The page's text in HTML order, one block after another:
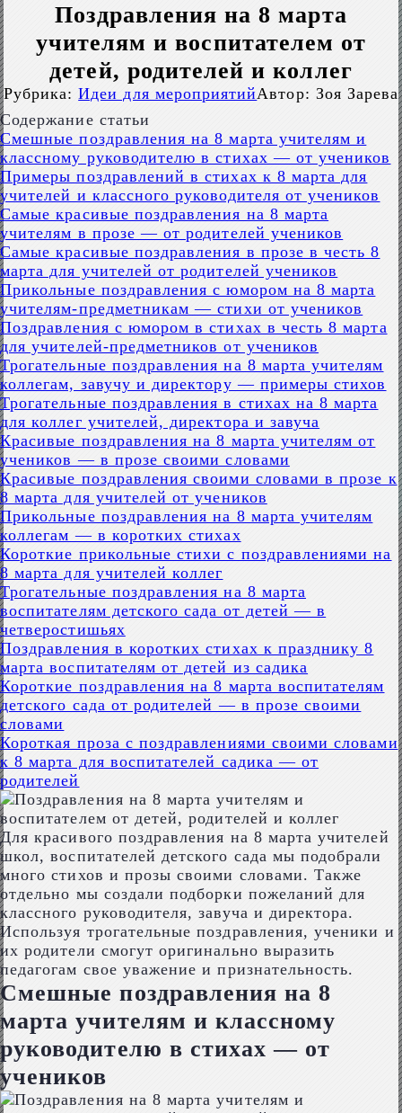
Поздравления на 8 марта
учителям и воспитателем от
детей, родителей и коллег
Рубрика: Идеи для мероприятийАвтор: Зоя Зарева
Содержание статьи
Смешные поздравления на 8 марта учителям и
классному руководителю в стихах — от учеников
Примеры поздравлений в стихах к 8 марта для
учителей и классного руководителя от учеников
Самые красивые поздравления на 8 марта
учителям в прозе — от родителей учеников
Самые красивые поздравления в прозе в честь 8
марта для учителей от родителей учеников
Прикольные поздравления с юмором на 8 марта
учителям-предметникам — стихи от учеников
Поздравления с юмором в стихах в честь 8 марта
для учителей-предметников от учеников
Трогательные поздравления на 8 марта учителям
коллегам, завучу и директору — примеры стихов
Трогательные поздравления в стихах на 8 марта
для коллег учителей, директора и завуча
Красивые поздравления на 8 марта учителям от
учеников — в прозе своими словами
Красивые поздравления своими словами в прозе к
8 марта для учителей от учеников
Прикольные поздравления на 8 марта учителям
коллегам — в коротких стихах
Короткие прикольные стихи с поздравлениями на
8 марта для учителей коллег
Трогательные поздравления на 8 марта
воспитателям детского сада от детей — в
четверостишьях
Поздравления в коротких стихах к празднику 8
марта воспитателям от детей из садика
Короткие поздравления на 8 марта воспитателям
детского сада от родителей — в прозе своими
словами
Короткая проза с поздравлениями своими словами
к 8 марта для воспитателей садика — от
родителей
Для красивого поздравления на 8 марта учителей
школ, воспитателей детского сада мы подобрали
много стихов и прозы своими словами. Также
отдельно мы создали подборки пожеланий для
классного руководителя, завуча и директора.
Используя трогательные поздравления, ученики и
их родители смогут оригинально выразить
педагогам свое уважение и признательность.
Смешные поздравления на 8
марта учителям и классному
руководителю в стихах — от
учеников